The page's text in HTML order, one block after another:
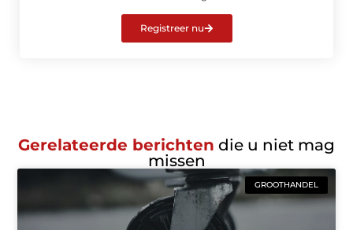
Registreer nu
Gerelateerde berichten die u niet mag
missen
GROOTHANDEL